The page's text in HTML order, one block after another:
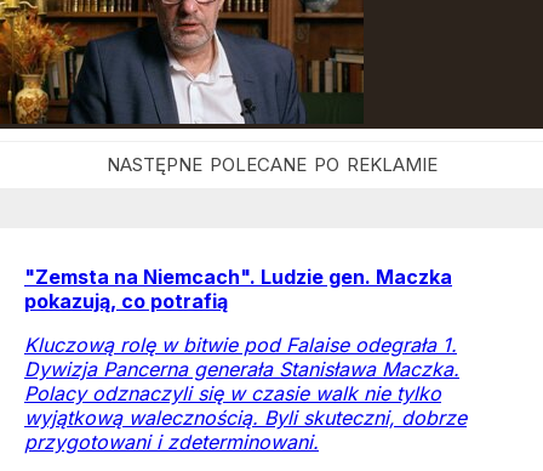
"Zemsta na Niemcach". Ludzie gen. Maczka
pokazują, co potrafią
Kluczową rolę w bitwie pod Falaise odegrała 1.
Dywizja Pancerna generała Stanisława Maczka.
Polacy odznaczyli się w czasie walk nie tylko
wyjątkową walecznością. Byli skuteczni, dobrze
przygotowani i zdeterminowani.